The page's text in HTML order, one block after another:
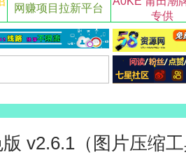
网赚项目拉新平台
专供
v2.6.1（图片压缩